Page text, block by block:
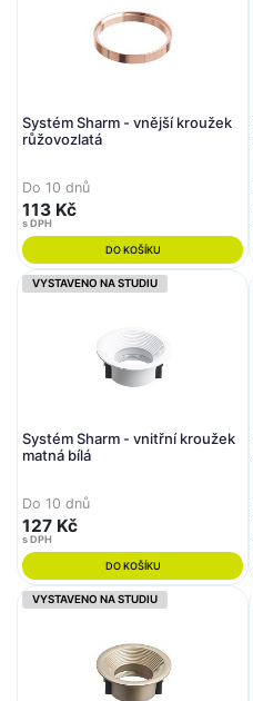
Systém Sharm - vnější kroužek
růžovozlatá
Do 10 dnů
113 Kč
s DPH
DO KOŠÍKU
VYSTAVENO NA STUDIU
Systém Sharm - vnitřní kroužek
matná bílá
Do 10 dnů
127 Kč
s DPH
DO KOŠÍKU
VYSTAVENO NA STUDIU